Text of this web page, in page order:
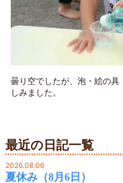
曇り空でしたが、泡・絵の
しみました。
最近の日記一覧
2026.08.06
夏休み（8月6日）